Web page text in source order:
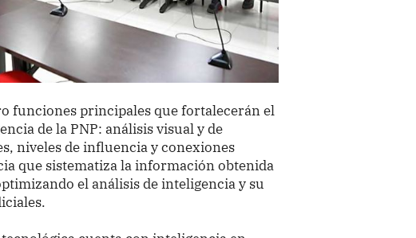
funciones principales que fortalecerán el
de la PNP: análisis visual y de
niveles de influencia y conexiones
que sistematiza la información obtenida
el análisis de inteligencia y su